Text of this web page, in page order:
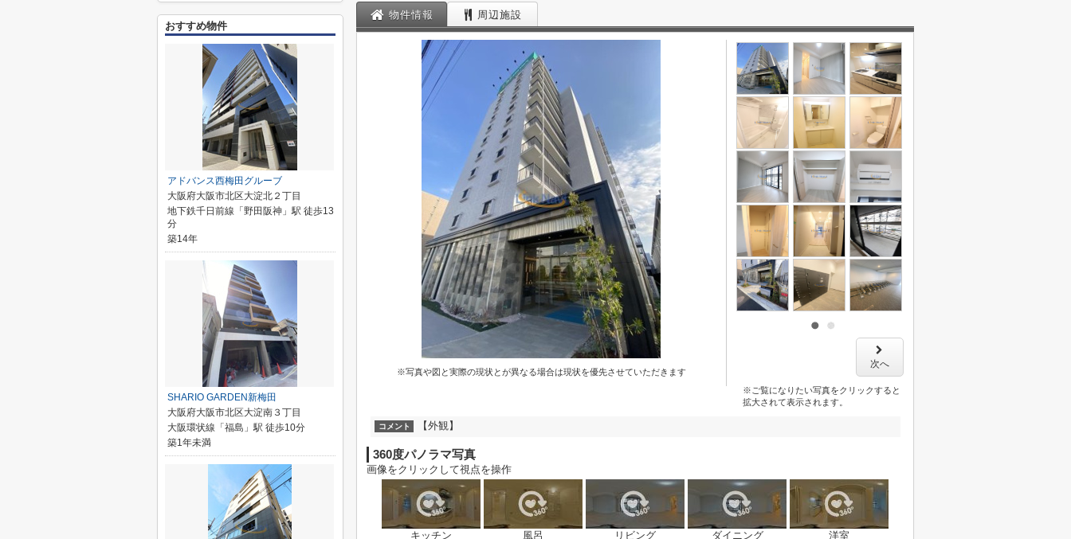
物件情報 周辺施設
※写真や図と実際の現状とが異なる場合は現状を優先させていただきます
次へ
※ご覧になりたい写真をクリックすると
拡大されて表示されます。
コメント 【外観】
360度パノラマ写真
画像をクリックして視点を操作
キッチン 風呂 リビング ダイニング 洋室
おすすめ物件
アドバンス西梅田グルーブ
大阪府大阪市北区大淀北２丁目
地下鉄千日前線「野田阪神」駅 徒歩13
分
築14年
SHARIO GARDEN新梅田
大阪府大阪市北区大淀南３丁目
大阪環状線「福島」駅 徒歩10分
築1年未満